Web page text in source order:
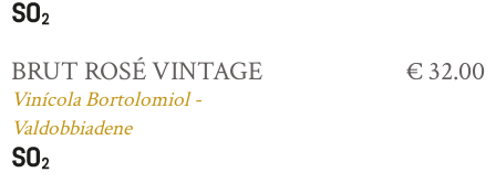
BRUT ROSÉ VINTAGE
Vinícola Bortolomiol -
Valdobbiadene
€ 32.00